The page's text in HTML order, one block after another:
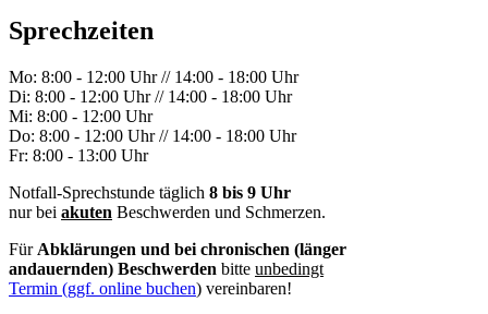
Sprechzeiten
Mo: 8:00 - 12:00 Uhr // 14:00 - 18:00 Uhr
Di: 8:00 - 12:00 Uhr // 14:00 - 18:00 Uhr
Mi: 8:00 - 12:00 Uhr
Do: 8:00 - 12:00 Uhr // 14:00 - 18:00 Uhr
Fr: 8:00 - 13:00 Uhr
Notfall-Sprechstunde täglich 8 bis 9 Uhr
nur bei akuten Beschwerden und Schmerzen.
Für Abklärungen und bei chronischen (länger
andauernden) Beschwerden bitte unbedingt
Termin (ggf. online buchen) vereinbaren!